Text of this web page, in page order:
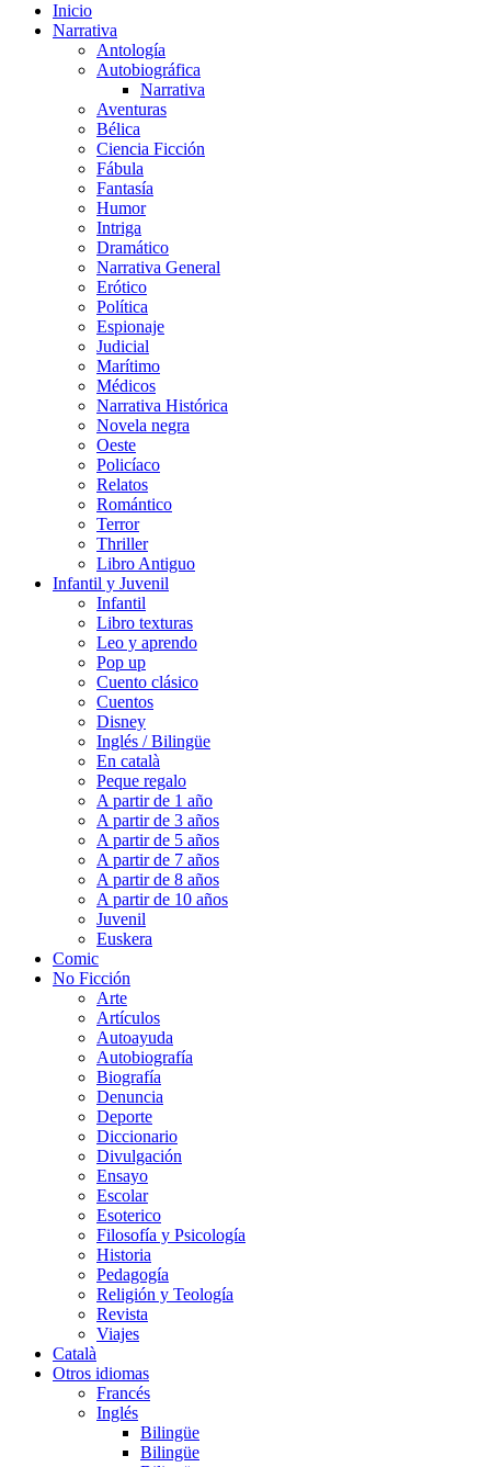
Inicio
Narrativa
Antología
Autobiográfica
Narrativa
Aventuras
Bélica
Ciencia Ficción
Fábula
Fantasía
Humor
Intriga
Dramático
Narrativa General
Erótico
Política
Espionaje
Judicial
Marítimo
Médicos
Narrativa Histórica
Novela negra
Oeste
Policíaco
Relatos
Romántico
Terror
Thriller
Libro Antiguo
Infantil y Juvenil
Infantil
Libro texturas
Leo y aprendo
Pop up
Cuento clásico
Cuentos
Disney
Inglés / Bilingüe
En català
Peque regalo
A partir de 1 año
A partir de 3 años
A partir de 5 años
A partir de 7 años
A partir de 8 años
A partir de 10 años
Juvenil
Euskera
Comic
No Ficción
Arte
Artículos
Autoayuda
Autobiografía
Biografía
Denuncia
Deporte
Diccionario
Divulgación
Ensayo
Escolar
Esoterico
Filosofía y Psicología
Historia
Pedagogía
Religión y Teología
Revista
Viajes
Català
Otros idiomas
Francés
Inglés
Bilingüe
Bilingüe